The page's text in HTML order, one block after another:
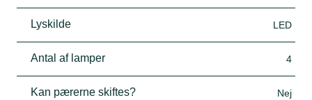
Lyskilde LED
Antal af lamper 4
Kan pærerne skiftes? Nej